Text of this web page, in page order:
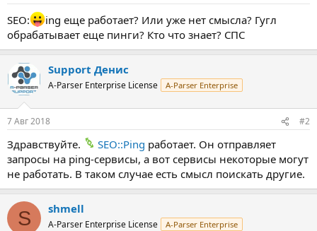
м
ы
а
л
а
SEO:
ing еще работает? Или уже нет смысла? Гугл
обрабатывает еще пинги? Кто что знает? СПС
Support Денис
A-Parser Enterprise License A-Parser Enterprise
7 Авг 2018 #2
Здравствуйте. SEO::Ping работает. Он отправляет
запросы на ping-сервисы, а вот сервисы некоторые могут
не работать. В таком случае есть смысл поискать другие.
S shmell
A-Parser Enterprise License A-Parser Enterprise